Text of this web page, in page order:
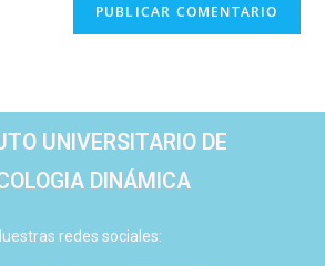
UNIVERSITARIO DE
DINÁMICA
redes sociales: